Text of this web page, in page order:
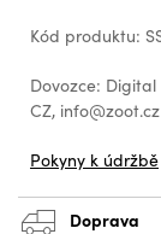
Kód produktu:
Dovozce: Digital
CZ, info@zoot.cz
Pokyny k údržbě
Doprava